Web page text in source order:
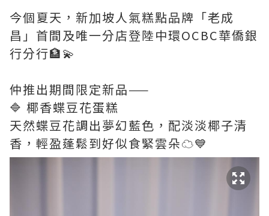
今個夏天，新加坡人氣糕點品牌「老成
昌」首間及唯一分店登陸中環OCBC華僑銀
行分行🏦💫
仲推出期間限定新品——
🔷 椰香蝶豆花蛋糕
天然蝶豆花調出夢幻藍色，配淡淡椰子清
香，輕盈蓬鬆到好似食緊雲朵☁️💙